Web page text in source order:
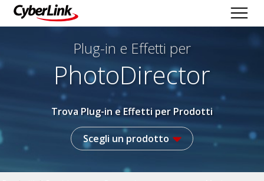
Plug-in e Effetti per
PhotoDirector
Trova Plug-in e Effetti per Prodotti
Scegli un prodotto